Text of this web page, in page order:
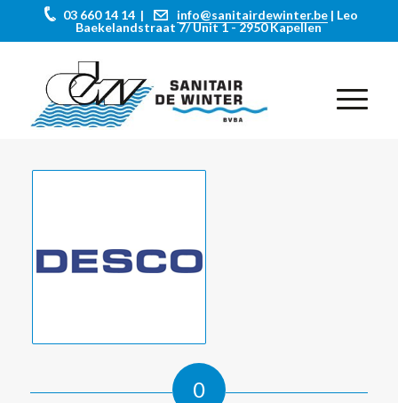
03 660 14 14 | info@sanitairdewinter.be| Leo
Baekelandstraat 7/ Unit 1 - 2950 Kapellen
0